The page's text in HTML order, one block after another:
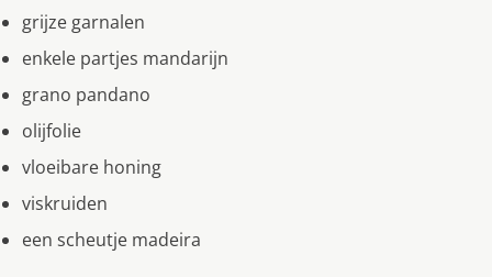
grijze garnalen
enkele partjes mandarijn
grano pandano
olijfolie
vloeibare honing
viskruiden
een scheutje madeira